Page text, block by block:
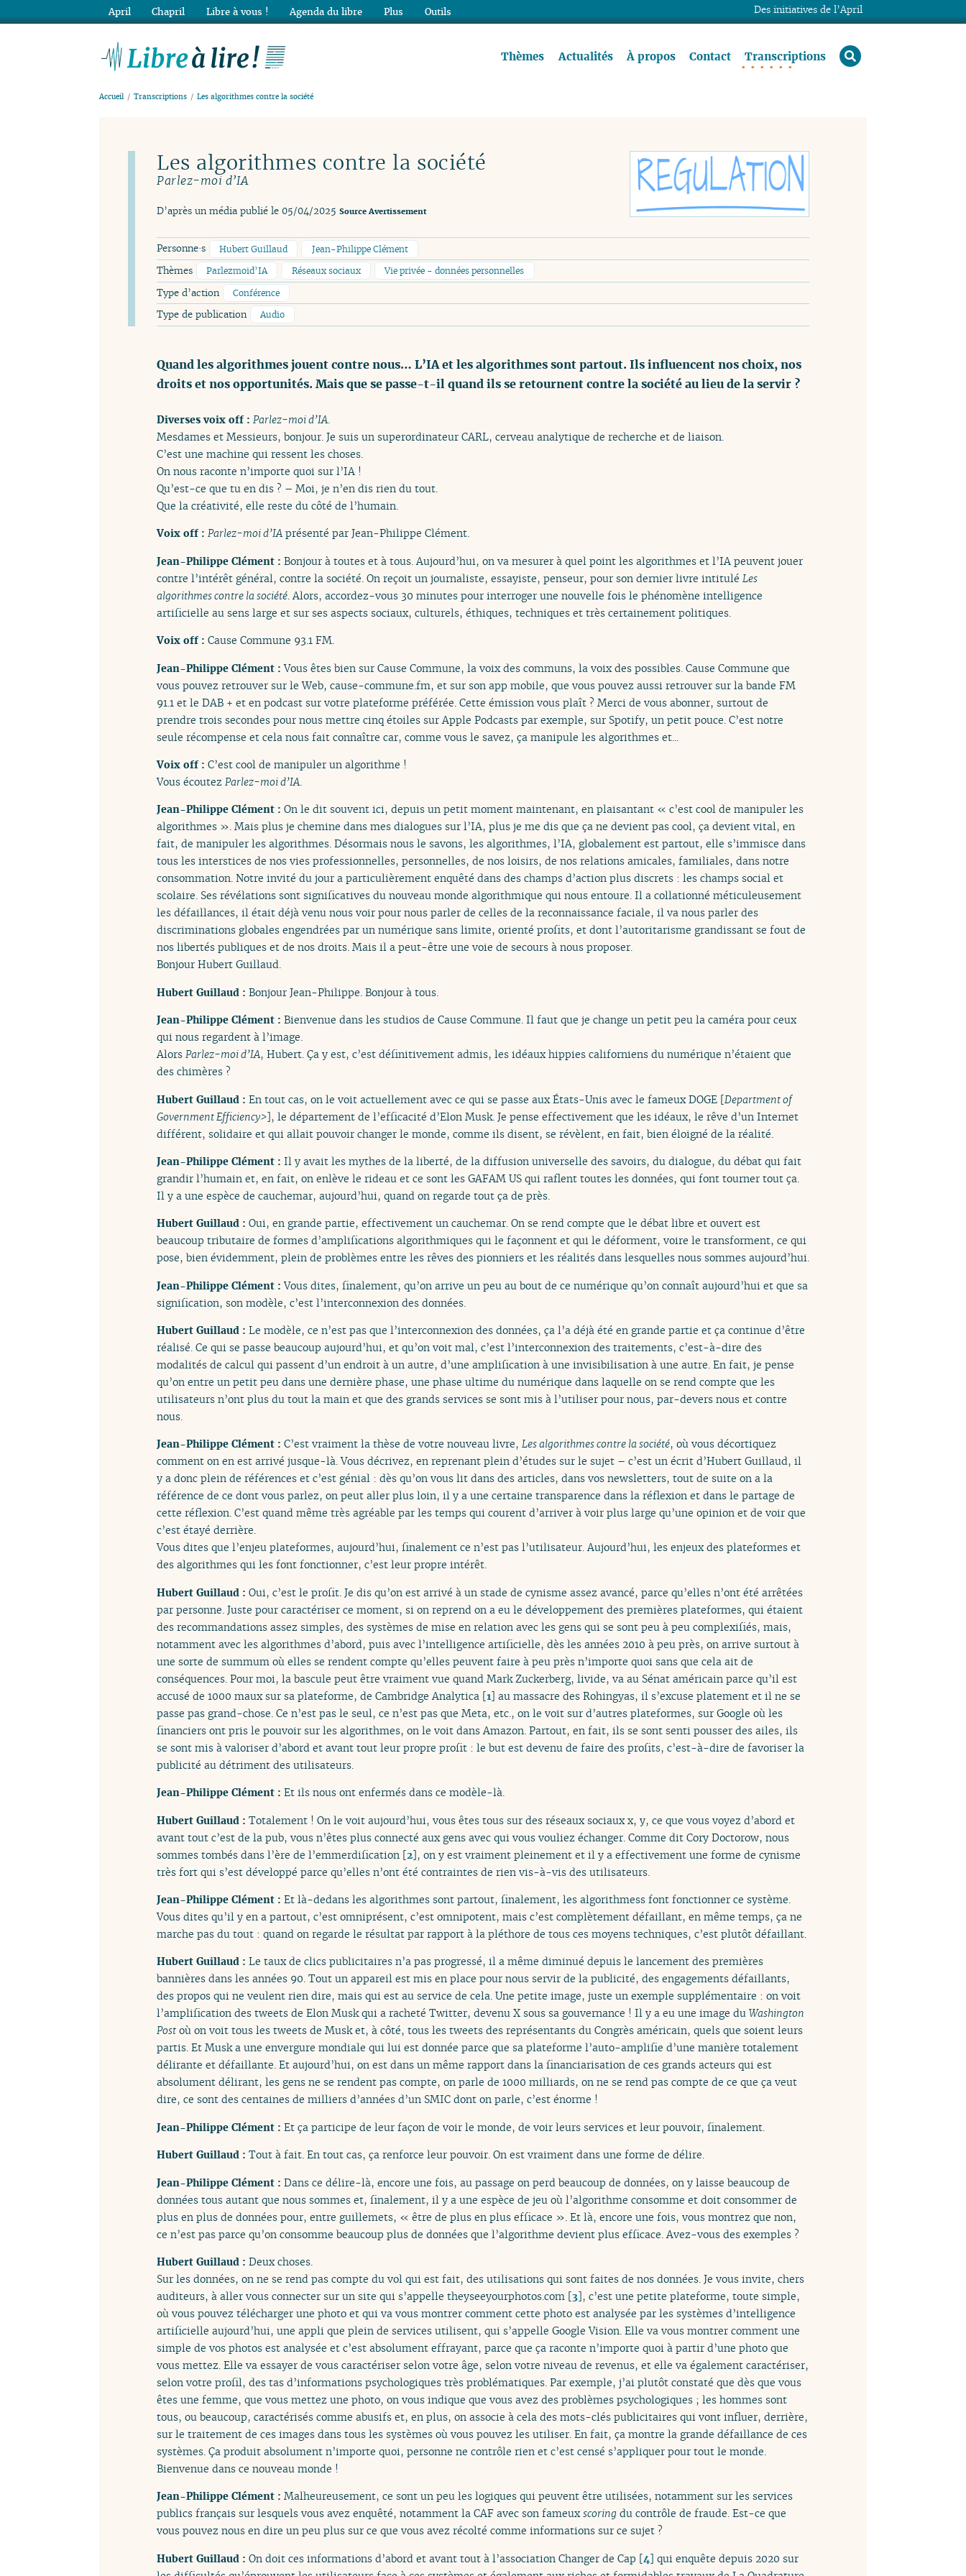
Thèmes Actualités À propos Contact Transcriptions rechercher
Accueil Transcriptions Les algorithmes contre la société
Les algorithmes contre la société
Parlez-moi d’IA
D’après un média publié le 05/04/2025 Source Avertissement
Personne·s Hubert Guillaud Jean-Philippe Clément
Thèmes Parlezmoid’IA Réseaux sociaux Vie privée - données personnelles
Type d’action Conférence
Type de publication Audio
Quand les algorithmes jouent contre nous… L’IA et les algorithmes sont partout. Ils influencent nos choix, nos
droits et nos opportunités. Mais que se passe-t-il quand ils se retournent contre la société au lieu de la servir ?
Diverses voix off : Parlez-moi d’IA.
Mesdames et Messieurs, bonjour. Je suis un superordinateur CARL, cerveau analytique de recherche et de liaison.
C’est une machine qui ressent les choses.
On nous raconte n’importe quoi sur l’IA !
Qu’est-ce que tu en dis ? – Moi, je n’en dis rien du tout.
Que la créativité, elle reste du côté de l’humain.
Voix off : Parlez-moi d’IA présenté par Jean-Philippe Clément.
Jean-Philippe Clément : Bonjour à toutes et à tous. Aujourd’hui, on va mesurer à quel point les algorithmes et l’IA peuvent jouer
contre l’intérêt général, contre la société. On reçoit un journaliste, essayiste, penseur, pour son dernier livre intitulé Les
algorithmes contre la société . Alors, accordez-vous 30 minutes pour interroger une nouvelle fois le phénomène intelligence
artificielle au sens large et sur ses aspects sociaux, culturels, éthiques, techniques et très certainement politiques.
Voix off : Cause Commune 93.1 FM.
Jean-Philippe Clément :Vous êtes bien sur Cause Commune, la voix des communs, la voix des possibles. Cause Commune que
vous pouvez retrouver sur le Web, cause-commune.fm, et sur son app mobile, que vous pouvez aussi retrouver sur la bande FM
91.1 et le DAB + et en podcast sur votre plateforme préférée. Cette émission vous plaît ? Merci de vous abonner, surtout de
prendre trois secondes pour nous mettre cinq étoiles sur Apple Podcasts par exemple, sur Spotify, un petit pouce. C’est notre
seule récompense et cela nous fait connaître car, comme vous le savez, ça manipule les algorithmes et...
Voix off : C’est cool de manipuler un algorithme !
Vous écoutez Parlez-moi d’IA.
Jean-Philippe Clément : On le dit souvent ici, depuis un petit moment maintenant, en plaisantant « c’est cool de manipuler les
algorithmes ». Mais plus je chemine dans mes dialogues sur l’IA, plus je me dis que ça ne devient pas cool, ça devient vital, en
fait, de manipuler les algorithmes. Désormais nous le savons, les algorithmes, l’IA, globalement est partout, elle s’immisce dans
tous les interstices de nos vies professionnelles, personnelles, de nos loisirs, de nos relations amicales, familiales, dans notre
consommation. Notre invité du jour a particulièrement enquêté dans des champs d’action plus discrets : les champs social et
scolaire. Ses révélations sont significatives du nouveau monde algorithmique qui nous entoure. Il a collationné méticuleusement
les défaillances, il était déjà venu nous voir pour nous parler de celles de la reconnaissance faciale, il va nous parler des
discriminations globales engendrées par un numérique sans limite, orienté profits, et dont l’autoritarisme grandissant se fout de
nos libertés publiques et de nos droits. Mais il a peut-être une voie de secours à nous proposer.
Bonjour Hubert Guillaud.
Hubert Guillaud : Bonjour Jean-Philippe. Bonjour à tous.
Jean-Philippe Clément : Bienvenue dans les studios de Cause Commune. Il faut que je change un petit peu la caméra pour ceux
qui nous regardent à l’image.
Alors Parlez-moi d’IA, Hubert. Ça y est, c’est définitivement admis, les idéaux hippies californiens du numérique n’étaient que
des chimères ?
Hubert Guillaud : En tout cas, on le voit actuellement avec ce qui se passe aux États-Unis avec le fameux DOGE [Department of
Government Efficiency>], le département de l’efficacité d’Elon Musk. Je pense effectivement que les idéaux, le rêve d’un Internet
différent, solidaire et qui allait pouvoir changer le monde, comme ils disent, se révèlent, en fait, bien éloigné de la réalité.
Jean-Philippe Clément : Il y avait les mythes de la liberté, de la diffusion universelle des savoirs, du dialogue, du débat qui fait
grandir l’humain et, en fait, on enlève le rideau et ce sont les GAFAM US qui raflent toutes les données, qui font tourner tout ça.
Il y a une espèce de cauchemar, aujourd’hui, quand on regarde tout ça de près.
Hubert Guillaud : Oui, en grande partie, effectivement un cauchemar. On se rend compte que le débat libre et ouvert est
beaucoup tributaire de formes d’amplifications algorithmiques qui le façonnent et qui le déforment, voire le transforment, ce qui
pose, bien évidemment, plein de problèmes entre les rêves des pionniers et les réalités dans lesquelles nous sommes aujourd’hui.
Jean-Philippe Clément :Vous dites, finalement, qu’on arrive un peu au bout de ce numérique qu’on connaît aujourd’hui et que sa
signification, son modèle, c’est l’interconnexion des données.
Hubert Guillaud : Le modèle, ce n’est pas que l’interconnexion des données, ça l’a déjà été en grande partie et ça continue d’être
réalisé. Ce qui se passe beaucoup aujourd’hui, et qu’on voit mal, c’est l’interconnexion des traitements, c’est-à-dire des
modalités de calcul qui passent d’un endroit à un autre, d’une amplification à une invisibilisation à une autre. En fait, je pense
qu’on entre un petit peu dans une dernière phase, une phase ultime du numérique dans laquelle on se rend compte que les
utilisateurs n’ont plus du tout la main et que des grands services se sont mis à l’utiliser pour nous, par-devers nous et contre
nous.
Jean-Philippe Clément : C’est vraiment la thèse de votre nouveau livre, Les algorithmes contre la société, où vous décortiquez
comment on en est arrivé jusque-là. Vous décrivez, en reprenant plein d’études sur le sujet – c’est un écrit d’Hubert Guillaud, il
y a donc plein de références et c’est génial : dès qu’on vous lit dans des articles, dans vos newsletters, tout de suite on a la
référence de ce dont vous parlez, on peut aller plus loin, il y a une certaine transparence dans la réflexion et dans le partage de
cette réflexion. C’est quand même très agréable par les temps qui courent d’arriver à voir plus large qu’une opinion et de voir que
c’est étayé derrière.
Vous dites que l’enjeu plateformes, aujourd’hui, finalement ce n’est pas l’utilisateur. Aujourd’hui, les enjeux des plateformes et
des algorithmes qui les font fonctionner, c’est leur propre intérêt.
Hubert Guillaud : Oui, c’est le profit. Je dis qu’on est arrivé à un stade de cynisme assez avancé, parce qu’elles n’ont été arrêtées
par personne. Juste pour caractériser ce moment, si on reprend on a eu le développement des premières plateformes, qui étaient
des recommandations assez simples, des systèmes de mise en relation avec les gens qui se sont peu à peu complexifiés, mais,
notamment avec les algorithmes d’abord, puis avec l’intelligence artificielle, dès les années 2010 à peu près, on arrive surtout à
une sorte de summum où elles se rendent compte qu’elles peuvent faire à peu près n’importe quoi sans que cela ait de
conséquences. Pour moi, la bascule peut être vraiment vue quand Mark Zuckerberg, livide, va au Sénat américain parce qu’il est
accusé de 1000 maux sur sa plateforme, de Cambridge Analytica [1] au massacre des Rohingyas, il s’excuse platement et il ne se
passe pas grand-chose. Ce n’est pas le seul, ce n’est pas que Meta, etc., on le voit sur d’autres plateformes, sur Google où les
financiers ont pris le pouvoir sur les algorithmes, on le voit dans Amazon. Partout, en fait, ils se sont senti pousser des ailes, ils
se sont mis à valoriser d’abord et avant tout leur propre profit : le but est devenu de faire des profits, c’est-à-dire de favoriser la
publicité au détriment des utilisateurs.
Jean-Philippe Clément : Et ils nous ont enfermés dans ce modèle-là.
Hubert Guillaud : Totalement ! On le voit aujourd’hui, vous êtes tous sur des réseaux sociaux x, y, ce que vous voyez d’abord et
avant tout c’est de la pub, vous n’êtes plus connecté aux gens avec qui vous vouliez échanger. Comme dit Cory Doctorow, nous
sommes tombés dans l’ère de l’emmerdification [2], on y est vraiment pleinement et il y a effectivement une forme de cynisme
très fort qui s’est développé parce qu’elles n’ont été contraintes de rien vis-à-vis des utilisateurs.
Jean-Philippe Clément : Et là-dedans les algorithmes sont partout, finalement, les algorithmess font fonctionner ce système.
Vous dites qu’il y en a partout, c’est omniprésent, c’est omnipotent, mais c’est complètement défaillant, en même temps, ça ne
marche pas du tout : quand on regarde le résultat par rapport à la pléthore de tous ces moyens techniques, c’est plutôt défaillant.
Hubert Guillaud : Le taux de clics publicitaires n’a pas progressé, il a même diminué depuis le lancement des premières
bannières dans les années 90. Tout un appareil est mis en place pour nous servir de la publicité, des engagements défaillants,
des propos qui ne veulent rien dire, mais qui est au service de cela. Une petite image, juste un exemple supplémentaire : on voit
l’amplification des tweets de Elon Musk qui a racheté Twitter, devenu X sous sa gouvernance ! Il y a eu une image du Washington
Post où on voit tous les tweets de Musk et, à côté, tous les tweets des représentants du Congrès américain, quels que soient leurs
partis. Et Musk a une envergure mondiale qui lui est donnée parce que sa plateforme l’auto-amplifie d’une manière totalement
délirante et défaillante. Et aujourd’hui, on est dans un même rapport dans la financiarisation de ces grands acteurs qui est
absolument délirant, les gens ne se rendent pas compte, on parle de 1000 milliards, on ne se rend pas compte de ce que ça veut
dire, ce sont des centaines de milliers d’années d’un SMIC dont on parle, c’est énorme !
Jean-Philippe Clément : Et ça participe de leur façon de voir le monde, de voir leurs services et leur pouvoir, finalement.
Hubert Guillaud : Tout à fait. En tout cas, ça renforce leur pouvoir. On est vraiment dans une forme de délire.
Jean-Philippe Clément : Dans ce délire-là, encore une fois, au passage on perd beaucoup de données, on y laisse beaucoup de
données tous autant que nous sommes et, finalement, il y a une espèce de jeu où l’algorithme consomme et doit consommer de
plus en plus de données pour, entre guillemets, « être de plus en plus efficace ». Et là, encore une fois, vous montrez que non,
ce n’est pas parce qu’on consomme beaucoup plus de données que l’algorithme devient plus efficace. Avez-vous des exemples ?
Hubert Guillaud : Deux choses.
Sur les données, on ne se rend pas compte du vol qui est fait, des utilisations qui sont faites de nos données. Je vous invite, chers
auditeurs, à aller vous connecter sur un site qui s’appelle theyseeyourphotos.com [3], c’est une petite plateforme, toute simple,
où vous pouvez télécharger une photo et qui va vous montrer comment cette photo est analysée par les systèmes d’intelligence
artificielle aujourd’hui, une appli que plein de services utilisent, qui s’appelle Google Vision. Elle va vous montrer comment une
simple de vos photos est analysée et c’est absolument effrayant, parce que ça raconte n’importe quoi à partir d’une photo que
vous mettez. Elle va essayer de vous caractériser selon votre âge, selon votre niveau de revenus, et elle va également caractériser,
selon votre profil, des tas d’informations psychologiques très problématiques. Par exemple, j’ai plutôt constaté que dès que vous
êtes une femme, que vous mettez une photo, on vous indique que vous avez des problèmes psychologiques ; les hommes sont
tous, ou beaucoup, caractérisés comme abusifs et, en plus, on associe à cela des mots-clés publicitaires qui vont influer, derrière,
sur le traitement de ces images dans tous les systèmes où vous pouvez les utiliser. En fait, ça montre la grande défaillance de ces
systèmes. Ça produit absolument n’importe quoi, personne ne contrôle rien et c’est censé s’appliquer pour tout le monde.
Bienvenue dans ce nouveau monde !
Jean-Philippe Clément : Malheureusement, ce sont un peu les logiques qui peuvent être utilisées, notamment sur les services
publics français sur lesquels vous avez enquêté, notamment la CAF avec son fameuxscoring du contrôle de fraude. Est-ce que
vous pouvez nous en dire un peu plus sur ce que vous avez récolté comme informations sur ce sujet ?
Hubert Guillaud : On doit ces informations d’abord et avant tout à l’association Changer de Cap [4] qui enquête depuis 2020 sur
Des initiatives de l’April
April Chapril Libre à vous ! Agenda du libre Plus Outils